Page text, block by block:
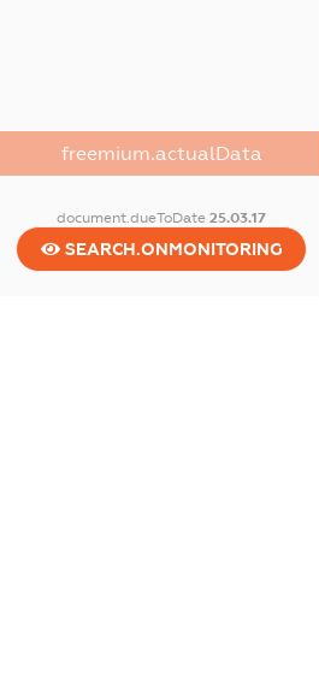
freemium.actualData
document.dueToDate25.03.17
SEARCH.ONMONITORING